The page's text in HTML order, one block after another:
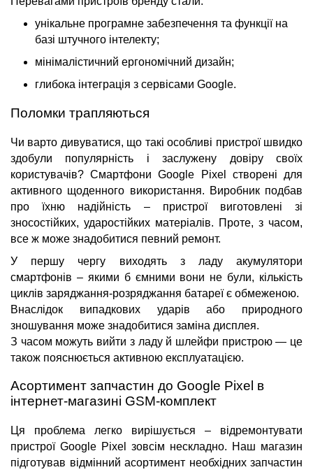
унікальне програмне забезпечення та функції на
базі штучного інтелекту;
мінімалістичний ергономічний дизайн;
глибока інтеграція з сервісами Google.
Поломки трапляються
Чи варто дивуватися, що такі особливі пристрої швидко
здобули популярність і заслужену довіру своїх
користувачів? Смартфони Google Pixel створені для
активного щоденного використання. Виробник подбав
про їхню надійність – пристрої виготовлені зі
зносостійких, ударостійких матеріалів. Проте, з часом,
все ж може знадобитися певний ремонт.
У першу чергу виходять з ладу акумулятори
смартфонів – якими б ємними вони не були, кількість
циклів заряджання-розряджання батареї є обмеженою.
Внаслідок випадкових ударів або природного
зношування може знадобитися заміна дисплея.
З часом можуть вийти з ладу й шлейфи пристрою — це
також пояснюється активною експлуатацією.
Асортимент запчастин до Google Pixel в
інтернет-магазині GSM-комплект
Ця проблема легко вирішується – відремонтувати
пристрої Google Pixel зовсім нескладно. Наш магазин
підготував відмінний асортимент необхідних запчастин